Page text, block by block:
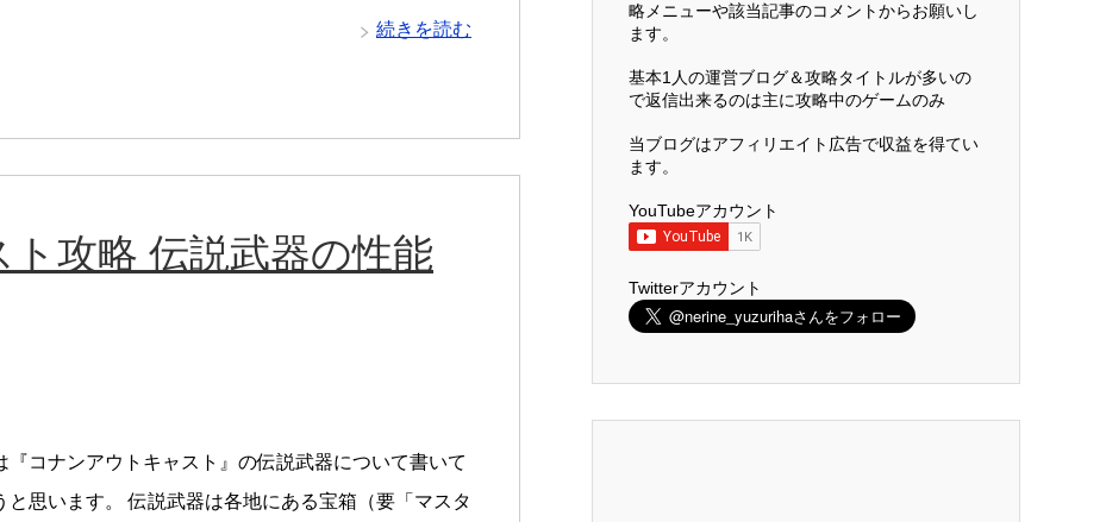
続きを読む
攻略 伝説武器の性能
『コナンアウトキャスト』の伝説武器について書いて
と思います。 伝説武器は各地にある宝箱（要「マスタ
略メニューや該当記事のコメントからお願いし
ます。
基本1人の運営ブログ＆攻略タイトルが多いの
で返信出来るのは主に攻略中のゲームのみ
当ブログはアフィリエイト広告で収益を得てい
ます。
YouTubeアカウント
Twitterアカウント